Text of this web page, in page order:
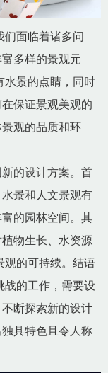
们面临着诸多问
多样的景观元
水景的点睛，同时
保证景观美观的
观的品质和环
的设计方案。首
景和人文景观有
的园林空间。其
物生长、水资源
观的可持续。结语
战的工作，需要设
断探索新的设计
具特色且令人称